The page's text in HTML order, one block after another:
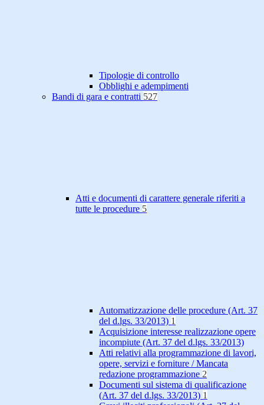
Tipologie di controllo
Obblighi e adempimenti
Bandi di gara e contratti 527
Atti e documenti di carattere generale riferiti a
tutte le procedure 5
Automatizzazione delle procedure (Art. 37
del d.lgs. 33/2013) 1
Acquisizione interesse realizzazione opere
incompiute (Art. 37 del d.lgs. 33/2013)
Atti relativi alla programmazione di lavori,
opere, servizi e forniture / Mancata
redazione programmazione 2
Documenti sul sistema di qualificazione
(Art. 37 del d.lgs. 33/2013) 1